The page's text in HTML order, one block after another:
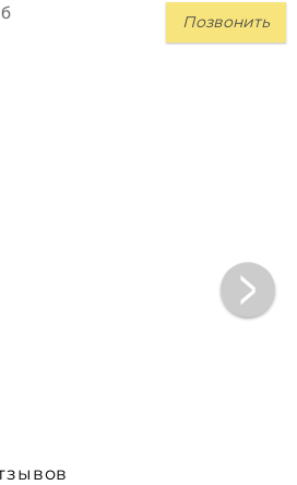
Позвонить